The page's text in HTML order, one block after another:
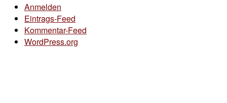
Anmelden
Eintrags-Feed
Kommentar-Feed
WordPress.org